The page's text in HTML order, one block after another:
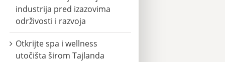
industrija pred izazovima
održivosti i razvoja
Otkrijte spa i wellness
utočišta širom Tajlanda